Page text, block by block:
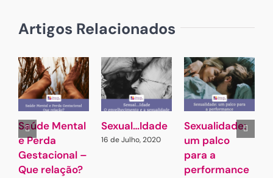
Artigos Relacionados
Saúde Mental
e Perda
Gestacional –
Que relação?
Sexual…Idade
16 de Julho, 2020
Sexualidade:
um palco
para a
performance